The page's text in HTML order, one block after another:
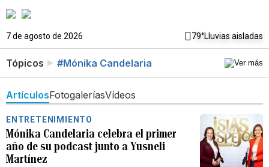
7 de agosto de 2026 79°Lluvias aisladas
Tópicos #Mónika Candelaria
ArtículosFotogaleríasVídeos
ENTRETENIMIENTO
Mónika Candelaria celebra el primer
año de su podcast junto a Yusneli
Martínez